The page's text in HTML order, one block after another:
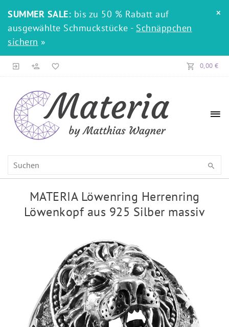
SUMMER SALE: bis zu 50 % Rabatt auf
ausgewählte Schmuckstücke - Schnäppchen
sichern »
×
0,00 €
MATERIA Löwenring Herrenring
Löwenkopf aus 925 Silber massiv